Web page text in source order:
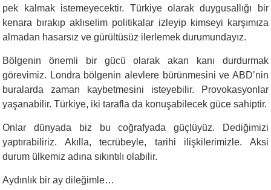
pek kalmak istemeyecektir. Türkiye olarak duygusallığı bir
kenara bırakıp aklıselim politikalar izleyip kimseyi karşımıza
almadan hasarsız ve gürültüsüz ilerlemek durumundayız.
Bölgenin önemli bir gücü olarak akan kanı durdurmak
görevimiz. Londra bölgenin alevlere bürünmesini ve ABD’nin
buralarda zaman kaybetmesini isteyebilir. Provokasyonlar
yaşanabilir. Türkiye, iki tarafla da konuşabilecek güce sahiptir.
Onlar dünyada biz bu coğrafyada güçlüyüz. Dediğimizi
yaptırabiliriz. Akılla, tecrübeyle, tarihi ilişkilerimizle. Aksi
durum ülkemiz adına sıkıntılı olabilir.
Aydınlık bir ay dileğimle…